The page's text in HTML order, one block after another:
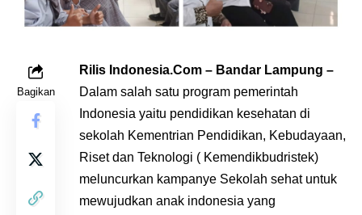
Bagikan
Rilis Indonesia.Com – Bandar Lampung –
Dalam salah satu program pemerintah
Indonesia yaitu pendidikan kesehatan di
sekolah Kementrian Pendidikan, Kebudayaan,
Riset dan Teknologi ( Kemendikbudristek)
meluncurkan kampanye Sekolah sehat untuk
mewujudkan anak indonesia yang